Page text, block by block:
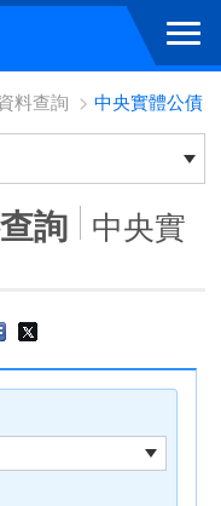
料查詢 > 中央實體公債
詢 中央實